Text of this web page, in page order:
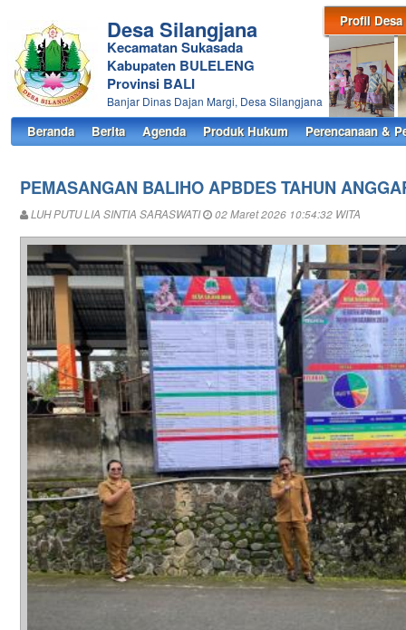
Profil Desa
Desa Silangjana
Kecamatan Sukasada
Kabupaten BULELENG
Provinsi BALI
Banjar Dinas Dajan Margi, Desa Silangjana
Beranda Berita Agenda Produk Hukum Perencanaan &
PEMASANGAN BALIHO APBDES TAHUN
LUH PUTU LIA SINTIA SARASWATI 02 Maret 2026 10:54:32 WITA